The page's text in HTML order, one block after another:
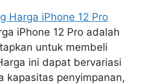
Harga iPhone 12 Pro
iPhone 12 Pro adalah
untuk membeli
ini dapat bervariasi
kapasitas penyimpanan,